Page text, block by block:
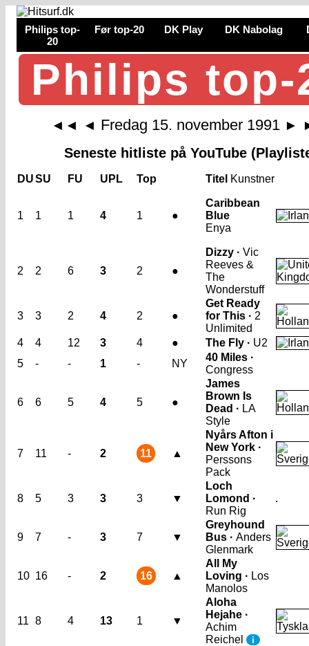
Philips top-
20
Før top-20 DK Play DK Nabolag
Philips top-
◄◄ ◄ Fredag 15. november 1991 ►
Seneste hitliste på YouTube
DUSU FU UPL Top Titel Kunstner
1 1 1 4 1 ●
Caribbean
Blue
Enya
2 2 6 3 2 ●
Dizzy · Vic
Reeves &
The
Wonderstuff
3 3 2 4 2 ●
Get Ready
for This · 2
Unlimited
4
4 12 3 4 ● The Fly · U2
5
- - 1 - NY
40 Miles ·
Congress
6 6 5 4 5 ●
James
Brown Is
Dead · LA
Style
7 11 - 2 11 ▲
Nyårs Afton i
New York ·
Perssons
Pack
8 5 3 3 3 ▼
Loch
Lomond ·
Run Rig
9 7 - 3 7 ▼
Greyhound
Bus · Anders
Glenmark
10 16 - 2 16 ▲
All My
Loving · Los
Manolos
11 8 4 13 1 ▼
Aloha
Hejahe ·
Achim
Reichel
i